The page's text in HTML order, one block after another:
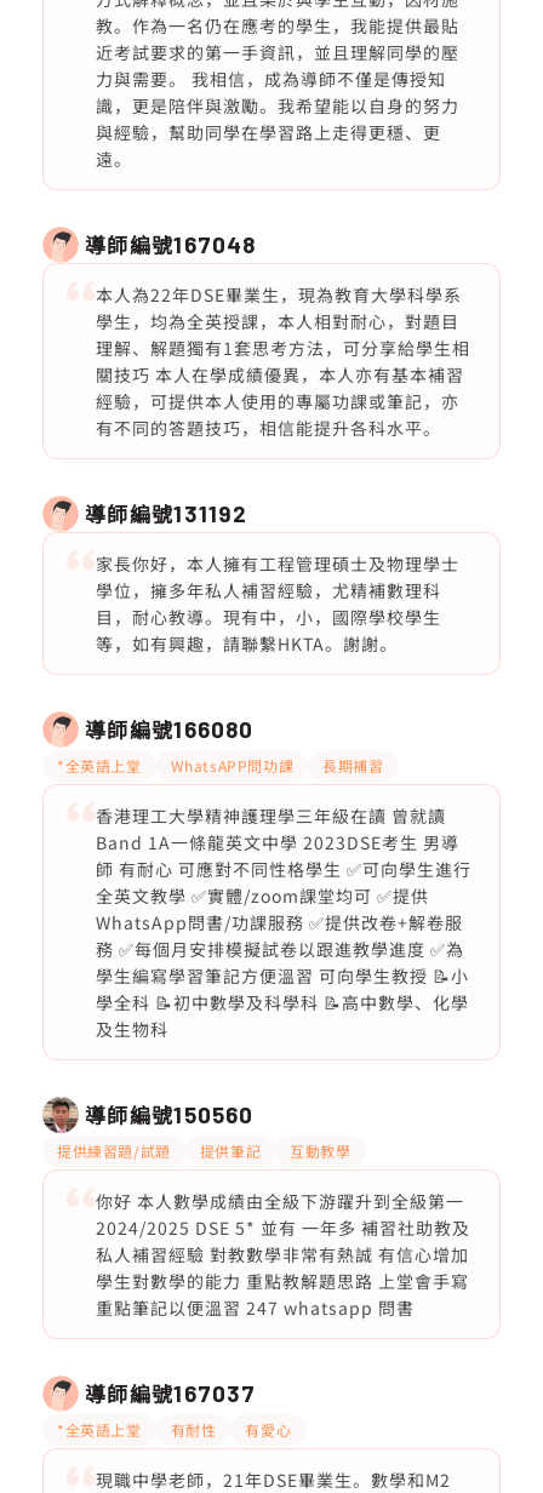
教。作為一名仍在應考的學生，我能提供最貼
近考試要求的第一手資訊，並且理解同學的壓
力與需要。 我相信，成為導師不僅是傳授知
識，更是陪伴與激勵。我希望能以自身的努力
與經驗，幫助同學在學習路上走得更穩、更
遠。
導師編號167048
本人為22年DSE畢業生，現為教育大學科學系
學生，均為全英授課，本人相對耐心，對題目
理解、解題獨有1套思考方法，可分享給學生相
關技巧 本人在學成績優異，本人亦有基本補習
經驗，可提供本人使用的專屬功課或筆記，亦
有不同的答題技巧，相信能提升各科水平。
導師編號131192
家長你好，本人擁有工程管理碩士及物理學士
學位，擁多年私人補習經驗，尤精補數理科
目，耐心教導。現有中，小，國際學校學生
等，如有興趣，請聯繫HKTA。謝謝。
導師編號166080
*全英語上堂 WhatsAPP問功課 長期補習
香港理工大學精神護理學三年級在讀 曾就讀
Band 1A一條龍英文中學 2023DSE考生 男導
師 有耐心 可應對不同性格學生 ✅可向學生進行
全英文教學 ✅實體/zoom課堂均可 ✅提供
WhatsApp問書/功課服務 ✅提供改卷+解卷服
務 ✅每個月安排模擬試卷以跟進教學進度 ✅為
學生編寫學習筆記方便溫習 可向學生教授 📝小
學全科 📝初中數學及科學科 📝高中數學、化學
及生物科
導師編號150560
提供練習題/試題 提供筆記 互動教學
你好 本人數學成績由全級下游躍升到全級第一
2024/2025 DSE 5* 並有 一年多 補習社助教及
私人補習經驗 對教數學非常有熱誠 有信心增加
學生對數學的能力 重點教解題思路 上堂會手寫
重點筆記以便溫習 247 whatsapp 問書
導師編號167037
*全英語上堂 有耐性 有愛心
現職中學老師，21年DSE畢業生。數學和M2